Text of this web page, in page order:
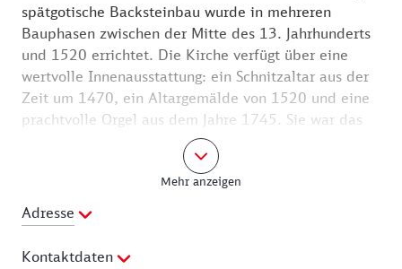
spätgotische Backsteinbau wurde in mehreren
Bauphasen zwischen der Mitte des 13. Jahrhunderts
und 1520 errichtet. Die Kirche verfügt über eine
wertvolle Innenausstattung: ein Schnitzaltar aus der
Zeit um 1470, ein Altargemälde von 1520 und eine
prachtvolle Orgel aus dem Jahre 1745. Sie war das
letzte Werk des berühmten Orgelbaumeisters
Joachim Wagner, einem Schüler Gottfried
Die dreischiffige, siebenjochige Hallenkirche hat
mehrere Brände und den Dreißigjährigen Krieg
Mehr anzeigen
Adresse
Kontaktdaten